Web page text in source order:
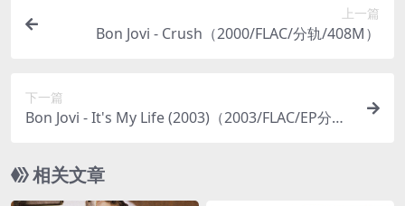
上一篇
Bon Jovi - Crush（2000/FLAC/分轨/408M）
下一篇
Bon Jovi - It's My Life (2003)（2003/FLAC/EP分轨/
相关文章